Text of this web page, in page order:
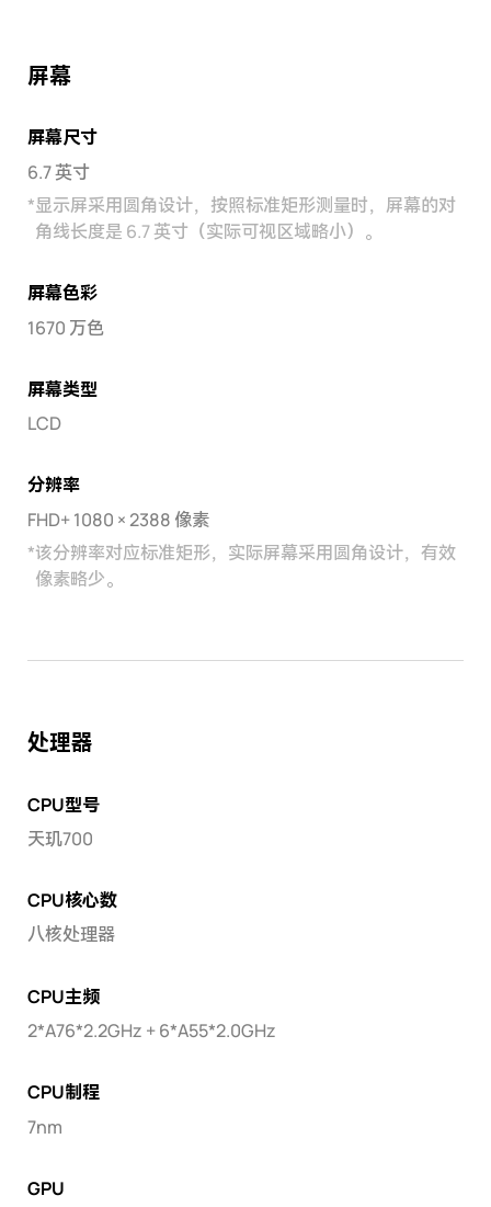
屏幕
屏幕尺寸
6.7 英寸
*显示屏采用圆角设计，按照标准矩形测量时，屏幕的对
角线长度是 6.7 英寸（实际可视区域略小）。
屏幕色彩
1670 万色
屏幕类型
LCD
分辨率
FHD+ 1080 × 2388 像素
*该分辨率对应标准矩形，实际屏幕采用圆角设计，有效
像素略少。
处理器
CPU型号
天玑700
CPU核心数
八核处理器
CPU主频
2*A76*2.2GHz + 6*A55*2.0GHz
CPU制程
7nm
GPU